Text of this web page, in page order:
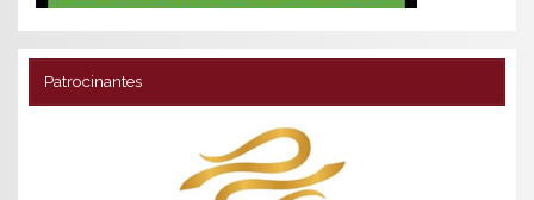
Patrocinantes